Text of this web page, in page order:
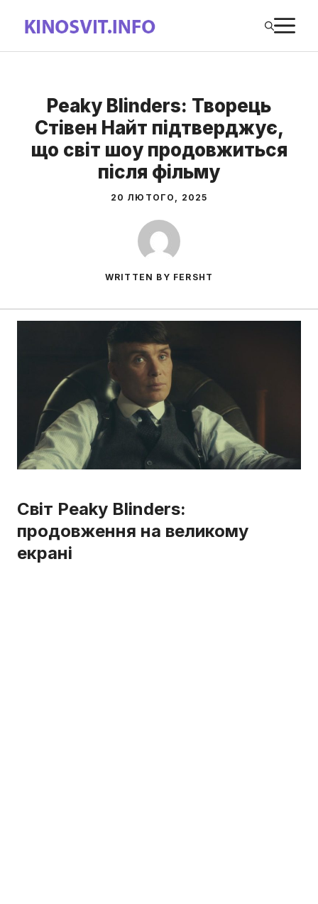
вмісту
Peaky Blinders: Творець
Стівен Найт підтверджує,
що світ шоу продовжиться
після фільму
20 ЛЮТОГО, 2025
WRITTEN BY FERSHT
Світ Peaky Blinders:
продовження на великому
екрані